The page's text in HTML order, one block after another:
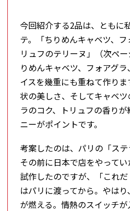
今回紹介する2品は、ともに
テ。「ちりめんキャベツ、
リュフのテリーヌ」（次ペ
りめんキャベツ、フォアグ
イスを幾重にも重ねて作り
状の美しさ、そしてキャベ
ラのコク、トリュフの香り
ニーがポイントです。
考案したのは、パリの「ステ
その前に日本で店をやって
試作したのですが、「これ
はパリに渡ってから。やは
が燃える。情熱のスイッチ